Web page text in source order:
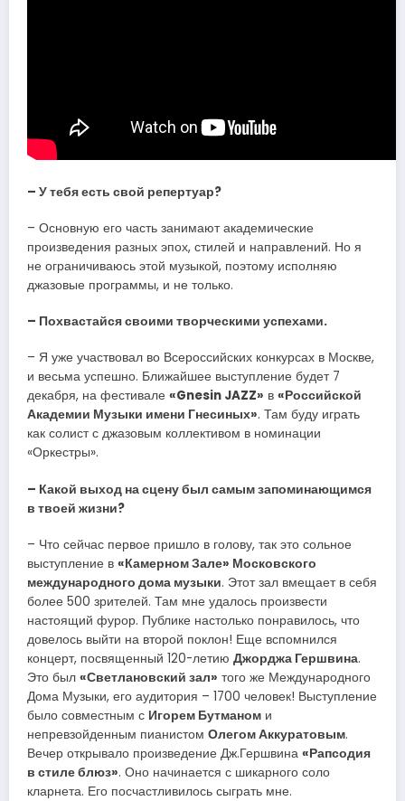
– У тебя есть свой репертуар?
– Основную его часть занимают академические
произведения разных эпох, стилей и направлений. Но я
не ограничиваюсь этой музыкой, поэтому исполняю
джазовые программы, и не только.
– Похвастайся своими творческими успехами.
– Я уже участвовал во Всероссийских конкурсах в Москве,
и весьма успешно. Ближайшее выступление будет 7
декабря, на фестивале «Gnesin JAZZ» в «Российской
Академии Музыки имени Гнесиных». Там буду играть
как солист с джазовым коллективом в номинации
«Оркестры».
– Какой выход на сцену был самым запоминающимся
в твоей жизни?
– Что сейчас первое пришло в голову, так это сольное
выступление в «Камерном Зале» Московского
международного дома музыки. Этот зал вмещает в себя
более 500 зрителей. Там мне удалось произвести
настоящий фурор. Публике настолько понравилось, что
довелось выйти на второй поклон! Еще вспомнился
концерт, посвященный 120-летию Джорджа Гершвина.
Это был «Светлановский зал» того же Международного
Дома Музыки, его аудитория – 1700 человек! Выступление
было совместным с Игорем Бутманом и
непревзойденным пианистом Олегом Аккуратовым.
Вечер открывало произведение Дж.Гершвина «Рапсодия
в стиле блюз». Оно начинается с шикарного соло
кларнета. Его посчастливилось сыграть мне.